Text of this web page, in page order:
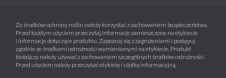
Ze środków ochrony roślin należy korzystać z zachowaniem bezpieczeństwa.
Przed każdym użyciem przeczytaj informacje zamieszczone na etykiecie
i informacje dotyczące produktu. Zapoznaj się z zagrożeniami i postępuj
zgodnie ze środkami ostrożności wymienionymi na etykiecie. Produkt
biobójczy należy używać z zachowaniem szczególnych środków ostrożności.
Przed użyciem należy przeczytać etykietę i ulotkę informacyjną.